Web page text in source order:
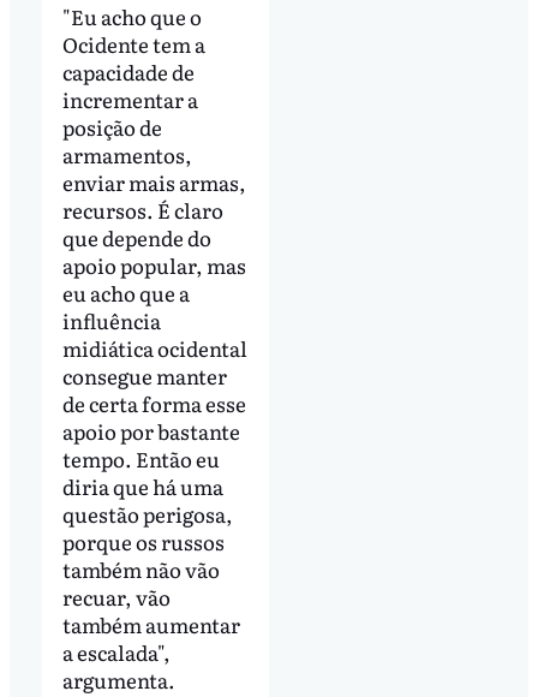
"Eu acho que o
Ocidente tem a
capacidade de
incrementar a
posição de
armamentos,
enviar mais armas,
recursos. É claro
que depende do
apoio popular, mas
eu acho que a
influência
midiática ocidental
consegue manter
de certa forma esse
apoio por bastante
tempo. Então eu
diria que há uma
questão perigosa,
porque os russos
também não vão
recuar, vão
também aumentar
a escalada",
argumenta.